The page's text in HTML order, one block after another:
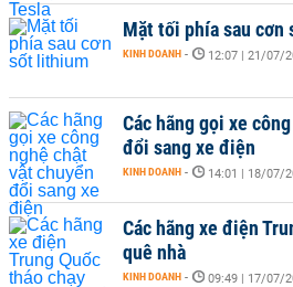
Mặt tối phía sau
KINH DOANH - 12:07 | 21/07/
Các hãng gọi xe
đổi sang xe điện
KINH DOANH - 14:01 | 18/07/
Các hãng xe điện
quê nhà
KINH DOANH - 09:49 | 17/07/